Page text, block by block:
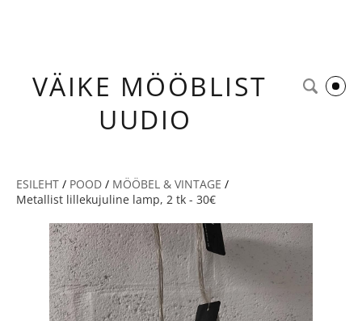
VÄIKE MÖÖBLIST
UUDIO
ESILEHT / POOD / MÖÖBEL & VINTAGE /
Metallist lillekujuline lamp, 2 tk - 30€